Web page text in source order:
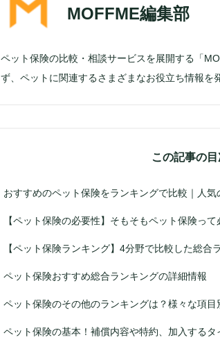
MOFFME編集部
ペット保険の比較・相談サービスを展開する「
ず、ペットに関連するさまざまなお役立ち情報を
この記事の目
おすすめのペット保険をランキングで比較｜人気
【ペット保険の必要性】そもそもペット保険って
【ペット保険ランキング】4分野で比較した総合
ペット保険おすすめ総合ランキングの詳細情報
ペット保険のその他のランキングは？様々な項目
ペット保険の基本！補償内容や特約、加入するタ